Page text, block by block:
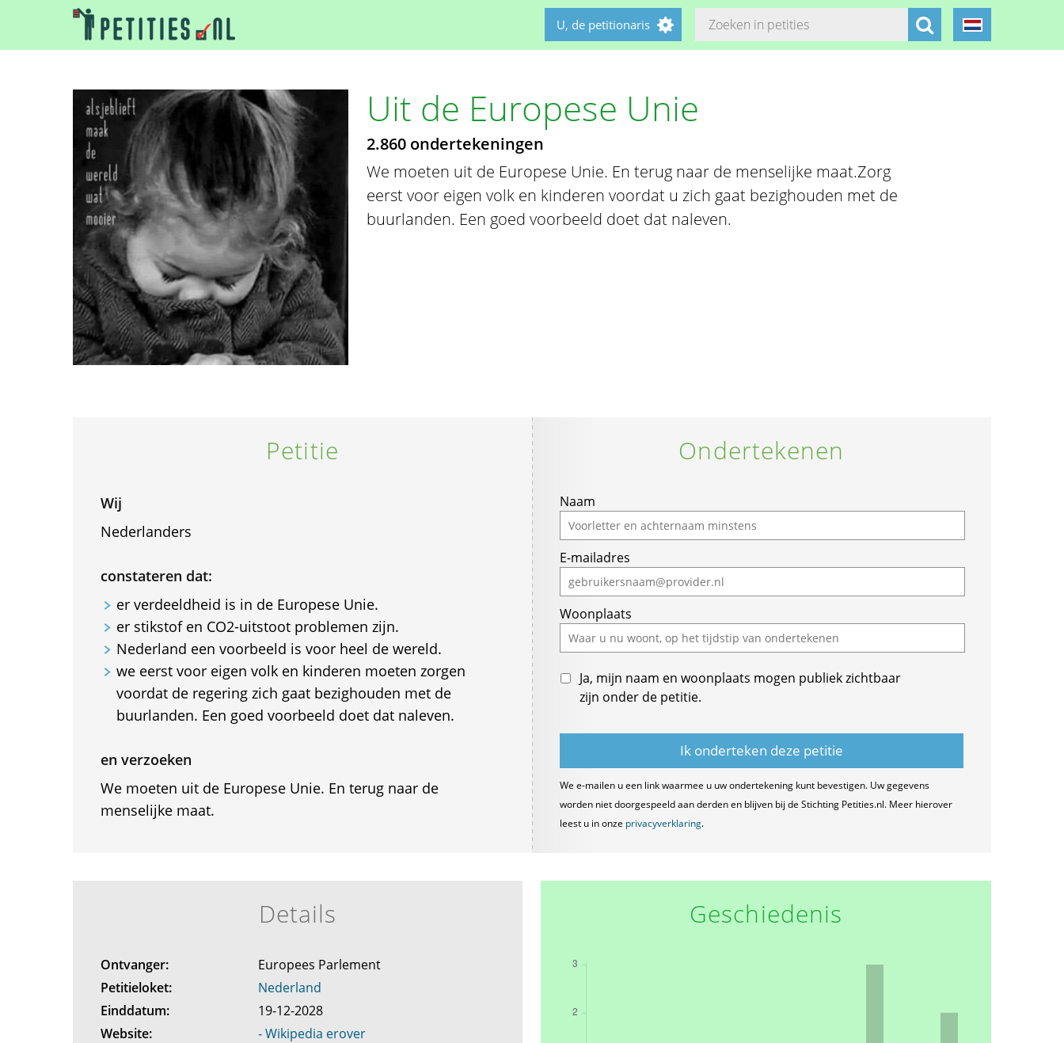
U, de petitionaris
Uit de Europese Unie
2.860 ondertekeningen
We moeten uit de Europese Unie. En terug naar de menselijke maat.Zorg
eerst voor eigen volk en kinderen voordat u zich gaat bezighouden met de
buurlanden. Een goed voorbeeld doet dat naleven.
Petitie
Wij
Nederlanders
constateren dat:
er verdeeldheid is in de Europese Unie.
er stikstof en CO2-uitstoot problemen zijn.
Nederland een voorbeeld is voor heel de wereld.
we eerst voor eigen volk en kinderen moeten zorgen
voordat de regering zich gaat bezighouden met de
buurlanden. Een goed voorbeeld doet dat naleven.
en verzoeken
We moeten uit de Europese Unie. En terug naar de
menselijke maat.
Ondertekenen
Naam
E-mailadres
Woonplaats
Ja, mijn naam en woonplaats mogen publiek zichtbaar
zijn onder de petitie.
We e-mailen u een link waarmee u uw ondertekening kunt bevestigen. Uw gegevens
worden niet doorgespeeld aan derden en blijven bij de Stichting Petities.nl. Meer hierover
leest u in onze privacyverklaring.
Details
Ontvanger:
Europees Parlement
Petitieloket:
Nederland
Einddatum:
19-12-2028
Website:
- Wikipedia erover
Geschiedenis